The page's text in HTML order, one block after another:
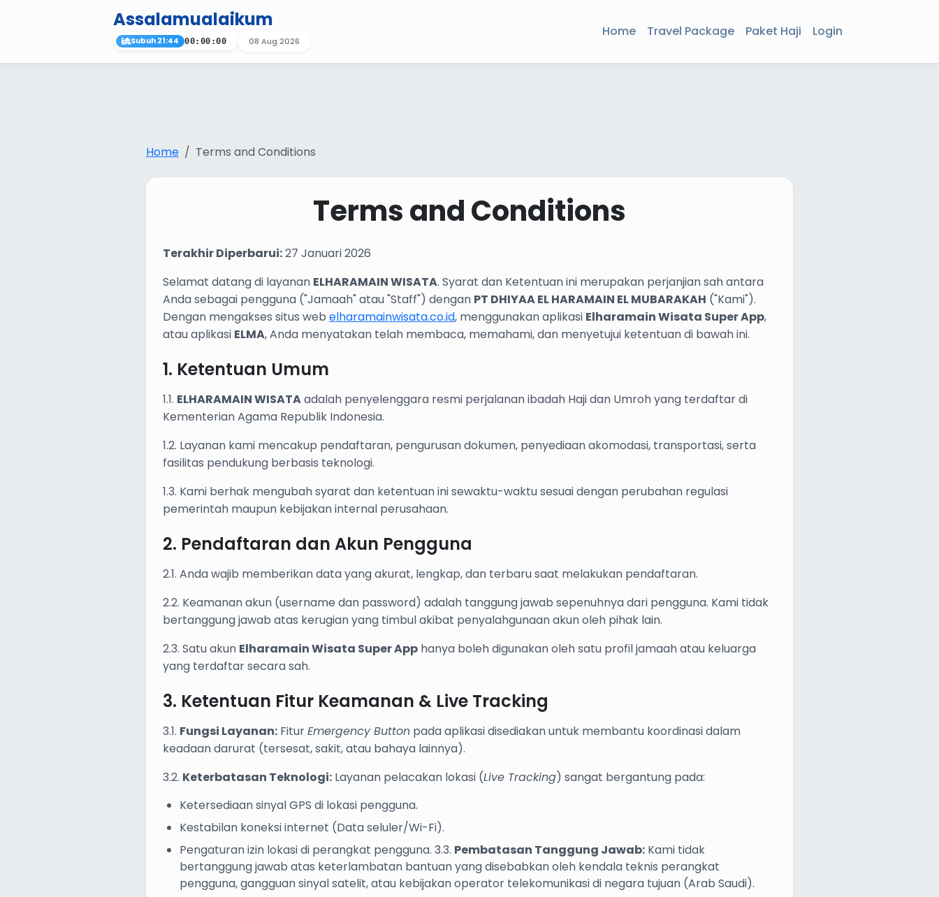
Assalamualaikum
Subuh 21:44 00:00:00 08 Aug 2026
Home Travel Package Paket Haji Login
Home Terms and Conditions
Terms and Conditions
Terakhir Diperbarui:27 Januari 2026
Selamat datang di layanan ELHARAMAIN WISATA. Syarat dan Ketentuan ini merupakan perjanjian sah antara
Anda sebagai pengguna ("Jamaah" atau "Staff") dengan PT DHIYAA EL HARAMAIN EL MUBARAKAH ("Kami").
Dengan mengakses situs web elharamainwisata.co.id, menggunakan aplikasi Elharamain Wisata Super App,
atau aplikasi ELMA, Anda menyatakan telah membaca, memahami, dan menyetujui ketentuan di bawah ini.
1. Ketentuan Umum
1.1. ELHARAMAIN WISATAadalah penyelenggara resmi perjalanan ibadah Haji dan Umroh yang terdaftar di
Kementerian Agama Republik Indonesia.
1.2. Layanan kami mencakup pendaftaran, pengurusan dokumen, penyediaan akomodasi, transportasi, serta
fasilitas pendukung berbasis teknologi.
1.3. Kami berhak mengubah syarat dan ketentuan ini sewaktu-waktu sesuai dengan perubahan regulasi
pemerintah maupun kebijakan internal perusahaan.
2. Pendaftaran dan Akun Pengguna
2.1. Anda wajib memberikan data yang akurat, lengkap, dan terbaru saat melakukan pendaftaran.
2.2. Keamanan akun (username dan password) adalah tanggung jawab sepenuhnya dari pengguna. Kami tidak
bertanggung jawab atas kerugian yang timbul akibat penyalahgunaan akun oleh pihak lain.
2.3. Satu akun Elharamain Wisata Super App hanya boleh digunakan oleh satu profil jamaah atau keluarga
yang terdaftar secara sah.
3. Ketentuan Fitur Keamanan & Live Tracking
3.1. Fungsi Layanan: FiturEmergency Button pada aplikasi disediakan untuk membantu koordinasi dalam
keadaan darurat (tersesat, sakit, atau bahaya lainnya).
3.2. Keterbatasan Teknologi: Layanan pelacakan lokasi (Live Tracking) sangat bergantung pada:
Ketersediaan sinyal GPS di lokasi pengguna.
Kestabilan koneksi internet (Data seluler/Wi-Fi).
Pengaturan izin lokasi di perangkat pengguna. 3.3. Pembatasan Tanggung Jawab: Kami tidak
bertanggung jawab atas keterlambatan bantuan yang disebabkan oleh kendala teknis perangkat
pengguna, gangguan sinyal satelit, atau kebijakan operator telekomunikasi di negara tujuan (Arab Saudi).